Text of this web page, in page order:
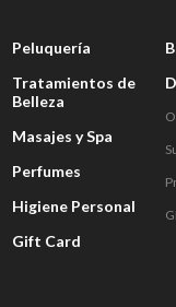
Peluquería
Tratamientos de
Belleza
Masajes y Spa
Perfumes
Higiene Personal
Gift Card